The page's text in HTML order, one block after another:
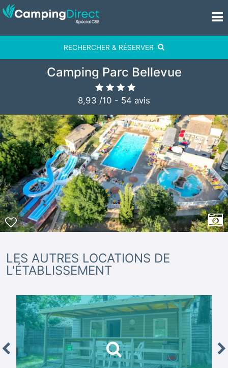
RECHERCHER & RÉSERVER
Camping Parc Bellevue
8,93 /10 - 54 avis
LES AUTRES LOCATIONS DE
L'ÉTABLISSEMENT